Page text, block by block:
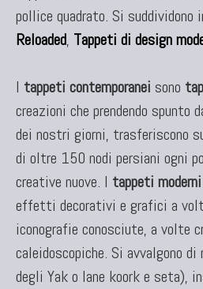
pollice quadrato. Si suddividono
Reloaded, Tappeti di design
I tappeti contemporanei sono
creazioni che prendendo spunto
dei nostri giorni, trasferiscono
di oltre 150 nodi persiani ogni
creative nuove. I tappeti moderni
effetti decorativi e grafici a
iconografie conosciute, a volte
caleidoscopiche. Si avvalgono
degli Yak o lane koork e seta),